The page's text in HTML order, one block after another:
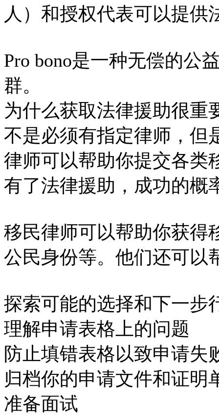
人）和授权代表可以提供
Pro bono是一种无偿的公
群。
为什么获取法律援助很重
不是必须有指定律师，但
律师可以帮助你提交各类
有了法律援助，成功的概
移民律师可以帮助你获得
公民身份等。他们还可以
探索可能的选择和下一步
理解申请表格上的问题
防止填错表格以致申请失
归档你的申请文件和证明
准备面试